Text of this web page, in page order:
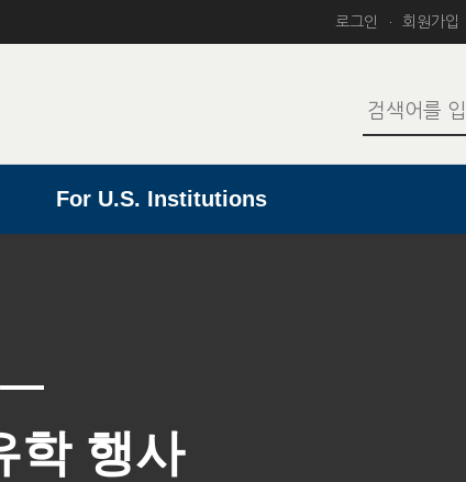
로그인 회원가입
For U.S. Institutions
학 행사